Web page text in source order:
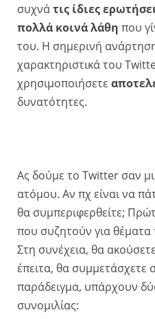
συχνάτις ίδιες
πολλά κοινά λάθη που
του. Η σημερινή
χαρακτηριστικά του
χρησιμοποιήσετε
δυνατότητες.
Ας δούμε το Twitter σαν
ατόμου. Αν πχ είναι να
θα συμπεριφερθείτε;
που συζητούν για
Στη συνέχεια, θα
έπειτα, θα συμμετάσχετε
παράδειγμα, υπάρχουν
συνομιλίας: